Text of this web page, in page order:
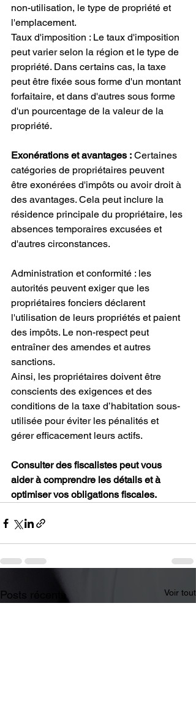
non-utilisation, le type de propriété et
l'emplacement.
Taux d'imposition : Le taux d'imposition
peut varier selon la région et le type de
propriété. Dans certains cas, la taxe
peut être fixée sous forme d'un montant
forfaitaire, et dans d'autres sous forme
d'un pourcentage de la valeur de la
propriété.
Exonérations et avantages : Certaines
catégories de propriétaires peuvent
être exonérées d'impôts ou avoir droit à
des avantages. Cela peut inclure la
résidence principale du propriétaire, les
absences temporaires excusées et
d'autres circonstances.
Administration et conformité : les
autorités peuvent exiger que les
propriétaires fonciers déclarent
l'utilisation de leurs propriétés et paient
des impôts. Le non-respect peut
entraîner des amendes et autres
sanctions.
Ainsi, les propriétaires doivent être
conscients des exigences et des
conditions de la taxe d’habitation sous-
utilisée pour éviter les pénalités et
gérer efficacement leurs actifs.
Consulter des fiscalistes peut vous
aider à comprendre les détails et à
optimiser vos obligations fiscales.
Posts récents Voir tout